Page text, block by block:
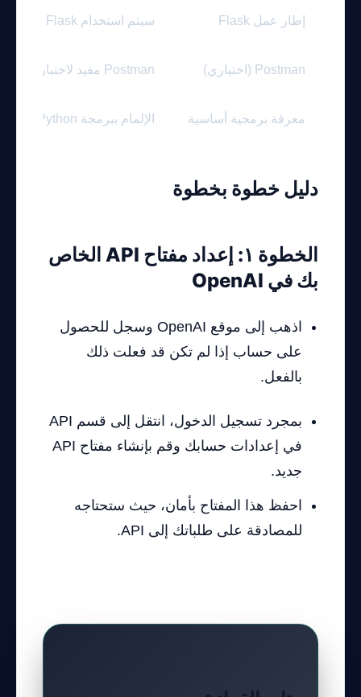
إطار عمل Flask سيتم استخدام Flask لإنشاء خادم ويب لروبوت المحادثة.
Postman (اختياري) Postman مفيد لاختبار طلبات واستجابات API.
معرفة برمجية أساسية الإلمام ببرمجة Python ومفاهيم تطوير الويب.
دليل خطوة بخطوة
الخطوة ١: إعداد مفتاح API الخاص
بك في OpenAI
اذهب إلى موقع OpenAI
وسجل للحصول
على حساب إذا لم تكن قد فعلت ذلك
بالفعل.
بمجرد تسجيل الدخول، انتقل إلى قسم API
في إعدادات حسابك وقم بإنشاء مفتاح API
جديد.
احفظ هذا المفتاح بأمان، حيث ستحتاجه
للمصادقة على طلباتك إلى API.